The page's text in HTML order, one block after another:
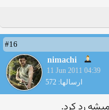
#16
nimachi
11 Jun 2011 04:39
ارسالها: 572